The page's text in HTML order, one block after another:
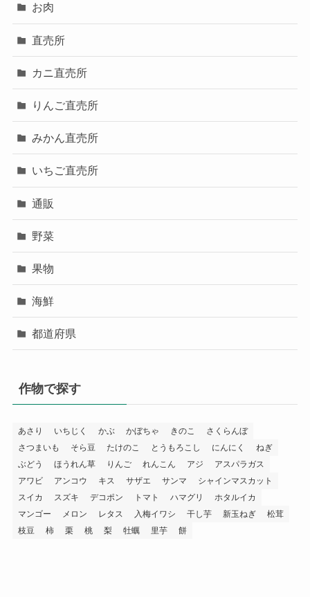
お肉
直売所
カニ直売所
りんご直売所
みかん直売所
いちご直売所
通販
野菜
果物
海鮮
都道府県
作物で探す
あさり いちじく かぶ かぼちゃ きのこ
さくらんぼ
さつまいも
そら豆 たけのこ とうもろこし にんにく
ねぎ
ぶどう
ほうれん草 りんご れんこん アジ
アスパラガス
アワビ
アンコウ キス サザエ サンマ
シャインマスカット
スイカ
スズキ デコポン トマト ハマグリ
ホタルイカ
マンゴー
メロン レタス 入梅イワシ 干し芋 新玉ねぎ
松茸
枝豆
柿 栗 桃 梨 牡蠣 里芋 餅